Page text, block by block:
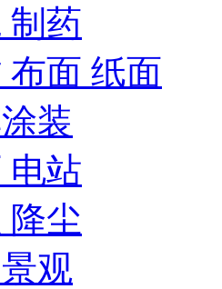
制药
布面 纸面
装
电站
降尘
观